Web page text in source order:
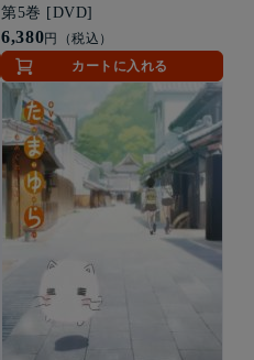
第5巻 [DVD]
6,380円（税込）
カートに入れる